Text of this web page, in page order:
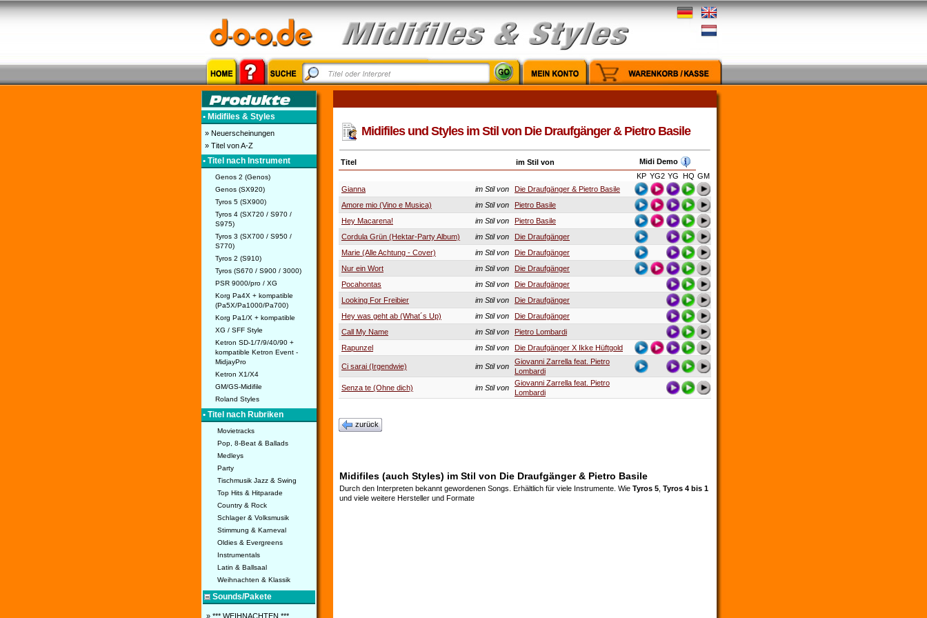
• Midifiles & Styles
» Neuerscheinungen
» Titel von A-Z
• Titel nach Instrument
Genos 2 (Genos)
Genos (SX920)
Tyros 5 (SX900)
Tyros 4 (SX720 / S970 /
S975)
Tyros 3 (SX700 / S950 /
S770)
Tyros 2 (S910)
Tyros (S670 / S900 / 3000)
PSR 9000/pro / XG
Korg Pa4X + kompatible
(Pa5X/Pa1000/Pa700)
Korg Pa1/X + kompatible
XG / SFF Style
Ketron SD-1/7/9/40/90 +
kompatible Ketron Event -
MidjayPro
Ketron X1/X4
GM/GS-Midifile
Roland Styles
• Titel nach Rubriken
Movietracks
Pop, 8-Beat & Ballads
Medleys
Party
Tischmusik Jazz & Swing
Top Hits & Hitparade
Country & Rock
Schlager & Volksmusik
Stimmung & Karneval
Oldies & Evergreens
Instrumentals
Latin & Ballsaal
Weihnachten & Klassik
Sounds/Pakete
» *** WEIHNACHTEN ***
Midifiles und Styles im Stil von Die Draufgänger & Pietro Basile
Titel im Stil von
Midi Demo
KP YG2 YG HQ GM
Gianna
im Stil von
Die Draufgänger & Pietro Basile
Amore mio (Vino e Musica)
im Stil von
Pietro Basile
Hey Macarena!
im Stil von
Pietro Basile
Cordula Grün (Hektar-Party Album)
im Stil von
Die Draufgänger
Marie (Alle Achtung - Cover)
im Stil von
Die Draufgänger
Nur ein Wort
im Stil von
Die Draufgänger
Pocahontas
im Stil von
Die Draufgänger
Looking For Freibier
im Stil von
Die Draufgänger
Hey was geht ab (What´s Up)
im Stil von
Die Draufgänger
Call My Name
im Stil von
Pietro Lombardi
Rapunzel
im Stil von Die Draufgänger X Ikke Hüftgold
Ci sarai (Irgendwie) im Stil von
Giovanni Zarrella feat. Pietro
Lombardi
Senza te (Ohne dich)
im Stil von
Giovanni Zarrella feat. Pietro
Lombardi
zurück
Midifiles (auch Styles) im Stil von Die Draufgänger & Pietro Basile
Durch den Interpreten bekannt gewordenen Songs. Erhältlich für viele Instrumente. Wie Tyros 5 Tyros 4 bis 1
und viele weitere Hersteller und Formate